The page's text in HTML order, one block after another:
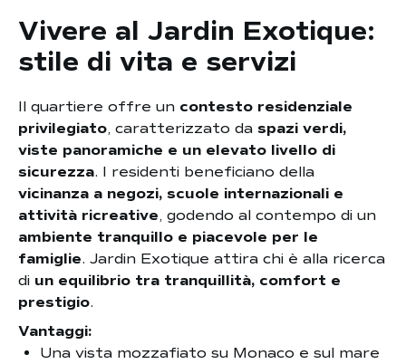
Vivere al Jardin Exotique:
stile di vita e servizi
Il quartiere offre un contesto residenziale
privilegiato, caratterizzato da spazi verdi,
viste panoramiche e un elevato livello di
sicurezza. I residenti beneficiano della
vicinanza a negozi, scuole internazionali e
attività ricreative, godendo al contempo di un
ambiente tranquillo e piacevole per le
famiglie. Jardin Exotique attira chi è alla ricerca
di un equilibrio tra tranquillità, comfort e
prestigio.
Vantaggi:
Una vista mozzafiato su Monaco e sul mare